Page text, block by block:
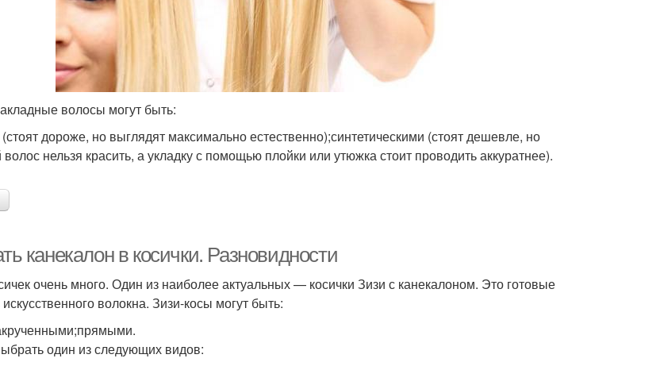
волосы могут быть:
дороже, но выглядят максимально естественно);синтетическими (стоят дешевле, но
волос нельзя красить, а укладку с помощью плойки или утюжка стоит проводить аккуратнее).
канекалон в косички. Разновидности
очень много. Один из наиболее актуальных — косички Зизи с канекалоном. Это готовые
волокна. Зизи-косы могут быть:
один из следующих видов: